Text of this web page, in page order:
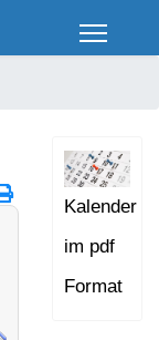
Kalender
im pdf
Format